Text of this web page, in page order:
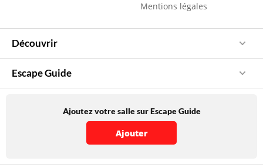
Mentions légales
Découvrir
Escape Guide
Ajoutez votre salle sur Escape Guide
Ajouter